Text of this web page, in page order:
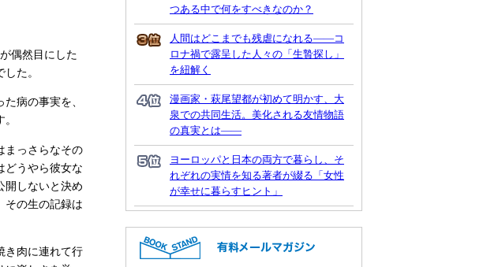
偶然目にした
た。
病の事実を、
まっさらなその
どうやら彼女な
開しないと決め
その生の記録は
き肉に連れて行
つある中で何をすべきなのか？
人間はどこまでも残虐になれる――コ
ロナ禍で露呈した人々の「生贄探し」
を紐解く
漫画家・萩尾望都が初めて明かす、大
泉での共同生活。美化される友情物語
の真実とは――
ヨーロッパと日本の両方で暮らし、そ
れぞれの実情を知る著者が綴る「女性
が幸せに暮らすヒント」